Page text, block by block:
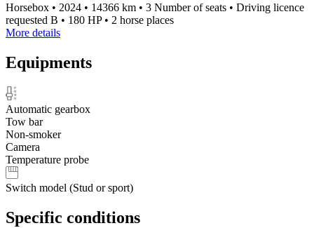
Horsebox • 2024 • 14366 km • 3 Number of seats • Driving licence
requested B • 180 HP • 2 horse places
More details
Equipments
Automatic gearbox
Tow bar
Non-smoker
Camera
Temperature probe
Switch model (Stud or sport)
Specific conditions